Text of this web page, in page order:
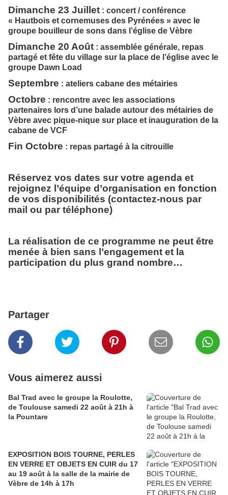
Dimanche 23 Juillet : concert / conférence
« Hautbois et cornemuses des Pyrénées » avec le
groupe bouilleur de sons dans l’église de Vèbre
Dimanche 20 Août : assemblée générale, repas
partagé et fête du village sur la place de l’église avec le
groupe Dawn Load
Septembre : ateliers cabane des métairies
Octobre : rencontre avec les associations
partenaires lors d’une balade autour des métairies de
Vèbre avec pique-nique sur place et inauguration de la
cabane de VCF
Fin Octobre : repas partagé à la citrouille
Réservez vos dates sur votre agenda et
rejoignez l’équipe d’organisation en fonction
de vos disponibilités (contactez-nous par
mail ou par téléphone)
La réalisation de ce programme ne peut être
menée à bien sans l’engagement et la
participation du plus grand nombre…
Partager
Vous aimerez aussi
Bal Trad avec le groupe la Roulotte,
de Toulouse samedi 22 août à 21h à
la Pountare
EXPOSITION BOIS TOURNE, PERLES
EN VERRE ET OBJETS EN CUIR du 17
au 19 août à la salle de la mairie de
Vèbre de 14h à 17h